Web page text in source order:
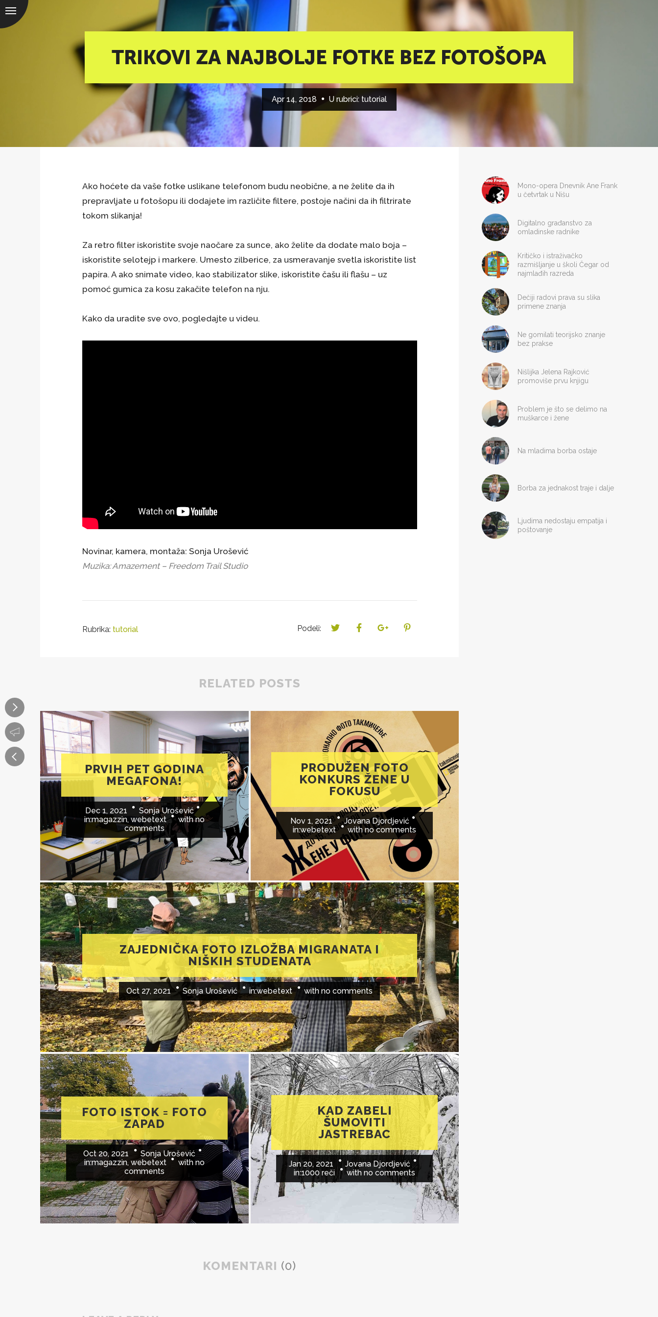
TRIKOVI ZA NAJBOLJE FOTKE BEZ FOTOŠOPA
Apr 14, 2018 U rubrici: tutorial
Ako hoćete da vaše fotke uslikane telefonom budu neobične, a ne želite da ih
prepravljate u fotošopu ili dodajete im različite filtere, postoje načini da ih filtrirate
tokom slikanja!
Za retro filter iskoristite svoje naočare za sunce, ako želite da dodate malo boja –
iskoristite selotejp i markere. Umesto zilberice, za usmeravanje svetla iskoristite list
papira. A ako snimate video, kao stabilizator slike, iskoristite čašu ili flašu – uz
pomoć gumica za kosu zakačite telefon na nju.
Kako da uradite sve ovo, pogledajte u videu.
Novinar, kamera, montaža: Sonja Urošević
Muzika: Amazement – Freedom Trail Studio
Rubrika: tutorial Podeli:
RELATED POSTS
PRVIH PET GODINA
MEGAFONA!
Dec 1, 2021
Sonja Urošević
in:magazzin, webetext withno
comments
PRODUŽEN FOTO
KONKURS ŽENE U
FOKUSU
Nov 1, 2021
Jovana Djordjević
in:webetext withno comments
ZAJEDNIČKA FOTO IZLOŽBA MIGRANATA I
NIŠKIH STUDENATA
Oct 27, 2021 Sonja Urošević in:webetext with no comments
FOTO ISTOK = FOTO
ZAPAD
Oct 20, 2021
Sonja Urošević
in:magazzin, webetext with no
comments
KAD ZABELI
ŠUMOVITI
JASTREBAC
Jan 20, 2021
Jovana Djordjević
in:1000 reči withno comments
KOMENTARI (0)
Mono-opera Dnevnik Ane Frank
u četvrtak u Nišu
Digitalno građanstvo za
omladinske radnike
Kritičko i istraživačko
razmišljanje u školi Čegar od
najmlađih razreda
Dečiji radovi prava su slika
primene znanja
Ne gomilati teorijsko znanje
bez prakse
Nišlijka Jelena Rajković
promoviše prvu knjigu
Problem je što se delimo na
muškarce i žene
Na mladima borba ostaje
Borba za jednakost traje i dalje
Ljudima nedostaju empatija i
poštovanje